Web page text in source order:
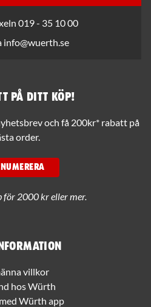
019 - 35 10 00
info@wuerth.se
villkor
hos Würth
Würth app
på ditt köp!
och få 200kr* rabatt på
order.
för 2000 kr eller mer.